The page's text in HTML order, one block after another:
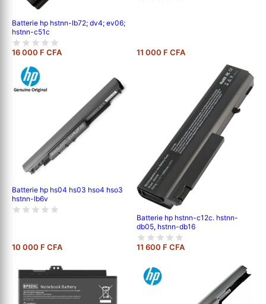
Batterie hp hstnn-lb72; dv4; ev06;
hstnn-c51c
16 000 F CFA 11 000 F CFA
Batterie hp hs04 hs03 hso4 hso3
hstnn-lb6v
10 000 F CFA
Batterie hp hstnn-c12c. hstnn-
db05, hstnn-db16
11 600 F CFA